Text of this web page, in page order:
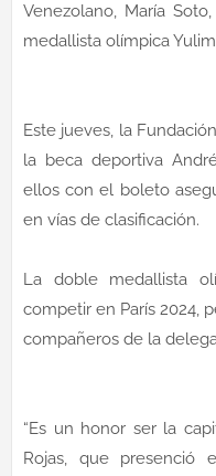
Venezolano, María
medallista olímpica
Este jueves, la
la beca deportiva
ellos con el boleto
en vías de clasificación.
La doble medallista
competir en París 2024,
compañeros de la
“Es un honor ser la
Rojas, que presenció